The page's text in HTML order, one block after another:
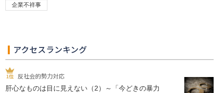
企業不祥事
アクセスランキング
反社会的勢力対応
肝心なものは目に見えない（2）～「今どきの暴力